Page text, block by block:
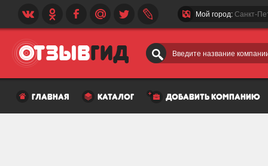
Введите название
Мой город: Санкт-
главная каталог добавить компанию